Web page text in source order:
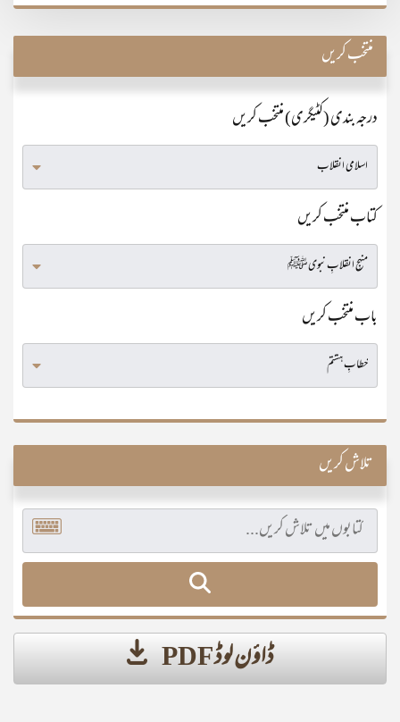
منتخب کریں
درجہ بندی (کٹیگری) منتخب کریں
کتاب منتخب کریں
باب منتخب کریں
تلاش کریں
ڈاؤن لوڈ PDF